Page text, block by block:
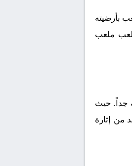
بأرضيته
ملعب
جداً. حيث
من إثارة